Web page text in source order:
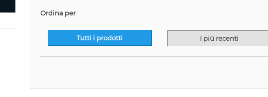
Ordina per
Tutti i prodotti I più recenti